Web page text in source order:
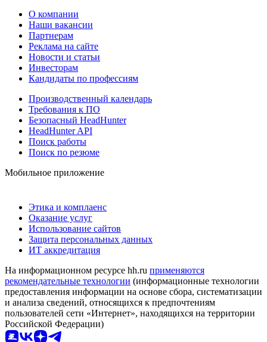
О компании
Наши вакансии
Партнерам
Реклама на сайте
Новости и статьи
Инвесторам
Кандидаты по профессиям
Производственный календарь
Требования к ПО
Безопасный HeadHunter
HeadHunter API
Поиск работы
Поиск по резюме
Мобильное приложение
Этика и комплаенс
Оказание услуг
Использование сайтов
Защита персональных данных
ИТ аккредитация
На информационном ресурсе hh.ru применяются
рекомендательные технологии (информационные технологии
предоставления информации на основе сбора, систематизации
и анализа сведений, относящихся к предпочтениям
пользователей сети «Интернет», находящихся на территории
Российской Федерации)